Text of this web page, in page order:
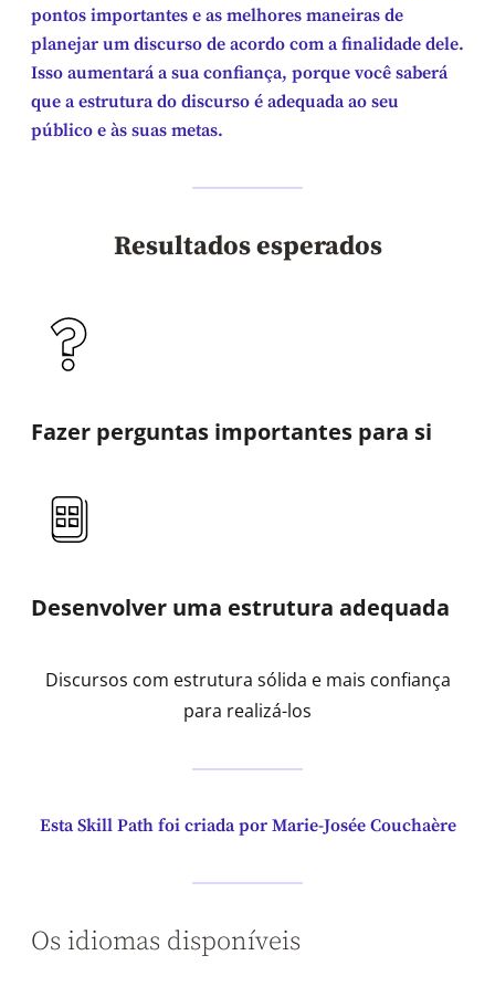
pontos importantes e as melhores maneiras de
planejar um discurso de acordo com a finalidade dele.
Isso aumentará a sua confiança, porque você saberá
que a estrutura do discurso é adequada ao seu
público e às suas metas.
Resultados esperados
Fazer perguntas importantes para si
Desenvolver uma estrutura adequada
Discursos com estrutura sólida e mais confiança
para realizá-los
Esta Skill Path foi criada por Marie-Josée Couchaère
Os idiomas disponíveis